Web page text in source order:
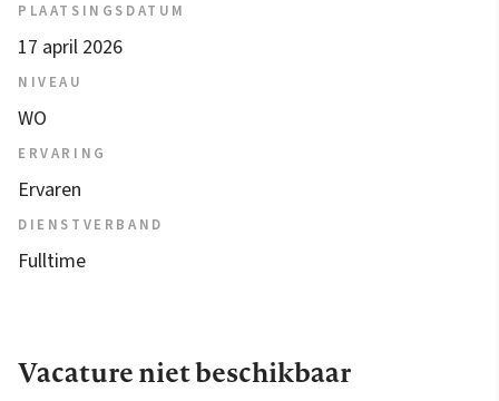
PLAATSINGSDATUM
17 april 2026
NIVEAU
WO
ERVARING
Ervaren
DIENSTVERBAND
Fulltime
Vacature niet beschikbaar